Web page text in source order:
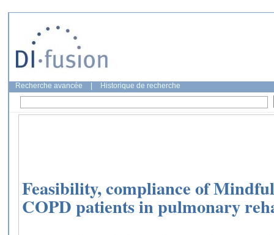
Recherche avancée Historique de recherche
Feasibility, compliance of
COPD patients in pulmonary